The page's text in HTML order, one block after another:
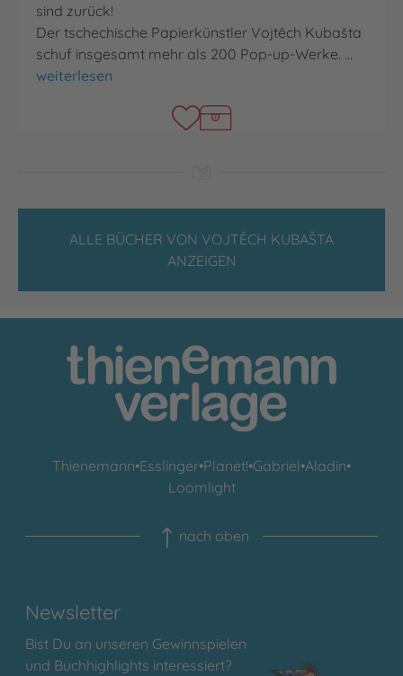
sind zurück!
Der tschechische Papierkünstler Vojtěch Kubašta
schuf insgesamt mehr als 200 Pop-up-Werke. …
Rotkäppchen
weiterlesen
ALLE BÜCHER VON VOJTĚCH KUBAŠTA
ANZEIGEN
Thienemann•Esslinger•Planet!•Gabriel•Aladin•
Loomlight
nach oben
Newsletter
Bist Du an unseren Gewinnspielen
und Buchhighlights interessiert?